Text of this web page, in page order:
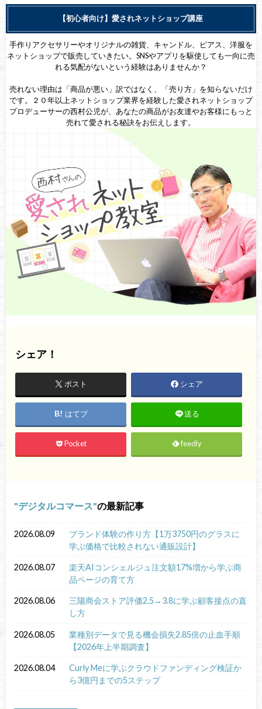
【初心者向け】愛されネットショップ講座
手作りアクセサリーやオリジナルの雑貨、キャンドル、ピアス、洋服を
ネットショップで販売していきたい。SNSやアプリを駆使しても一向に売
れる気配がないという経験はありませんか？
売れない理由は「商品が悪い」訳ではなく、「売り方」を知らないだけ
です。２０年以上ネットショップ業界を経験した愛されネットショップ
プロデューサーの西村公児が、あなたの商品がお友達やお客様にもっと
売れて愛される秘訣をお伝えします。
シェア！
ポスト シェア
はてブ 送る
Pocket feedly
デジタルコマース の最新記事
2026.08.09
ブランド体験の作り方【1万3750円のグラスに
学ぶ価格で比較されない通販設計】
2026.08.07
楽天AIコンシェルジュ注文額17%増から学ぶ商
品ページの育て方
2026.08.06
三陽商会ストア評価2.5→3.8に学ぶ顧客接点の直
し方
2026.08.05
業種別データで見る機会損失2.85倍の止血手順
【2026年上半期調査】
2026.08.04
Curly Meに学ぶクラウドファンディング検証か
ら3億円までの5ステップ